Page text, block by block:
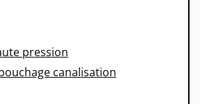
pression
canalisation